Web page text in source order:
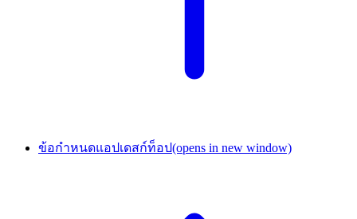
ข้อกำหนดแอปเดสก์ท็อป(opens in new window)